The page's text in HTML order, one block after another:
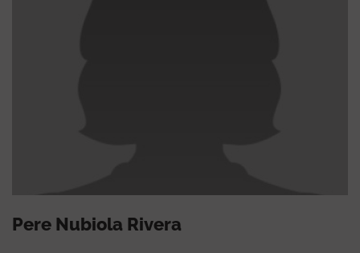
Pere Nubiola Rivera